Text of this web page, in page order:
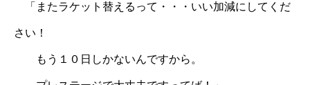
「またラケット替えるって・・・いい加減にしてくだ
さい！
もう１０日しかないんですから。